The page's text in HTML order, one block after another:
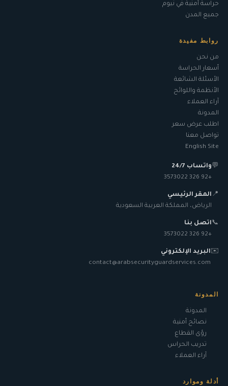
حراسة أمنية في نيوم
جميع المدن
روابط مفيدة
من نحن
أسعار الحراسة
الأسئلة الشائعة
الأنظمة واللوائح
آراء العملاء
المدونة
اطلب عرض سعر
تواصل معنا
English Site
💬واتساب 24/7
+92 326 3573022
📍 المقر الرئيسي
الرياض، المملكة العربية السعودية
📞اتصل بنا
+92 326 3573022
✉️البريد الإلكتروني
contact@arabsecurityguardservices.com
المدونة
المدونة
نصائح أمنية
رؤى القطاع
تدريب الحراس
آراء العملاء
أدلة وموارد